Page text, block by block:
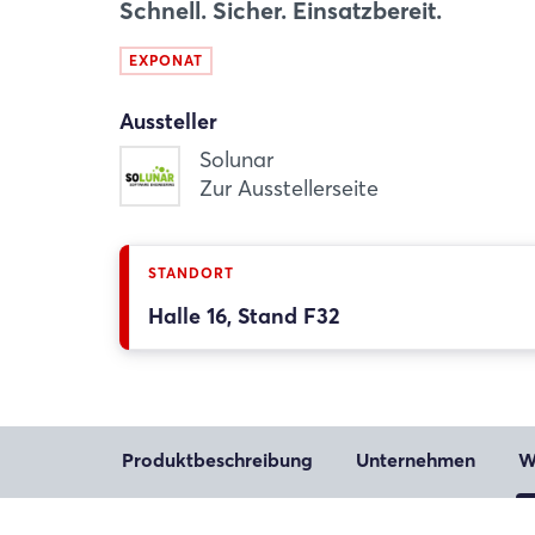
Schnell. Sicher. Einsatzbereit.
EXPONAT
Aussteller
Solunar
Zur Ausstellerseite
STANDORT
Halle 16, Stand F32
Produktbeschreibung Unternehmen